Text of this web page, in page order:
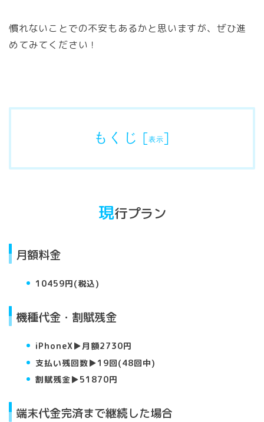
慣れないことでの不安もあるかと思いますが、ぜひ進
めてみてください！
もくじ [表示]
現行プラン
月額料金
10459円(税込)
機種代金・割賦残金
iPhoneX▶︎月額2730円
支払い残回数▶︎19回(48回中)
割賦残金▶︎51870円
端末代金完済まで継続した場合